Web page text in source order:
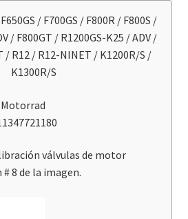
/ F700GS / F800R / F800S /
/ F800GT / R1200GS-K25 / ADV /
/ R12 / R12-NINET / K1200R/S /
K1300R/S
Motorrad
válvulas de motor
8 de la imagen.